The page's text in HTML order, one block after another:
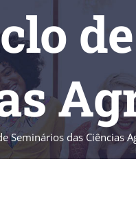
Seminários das Ciências